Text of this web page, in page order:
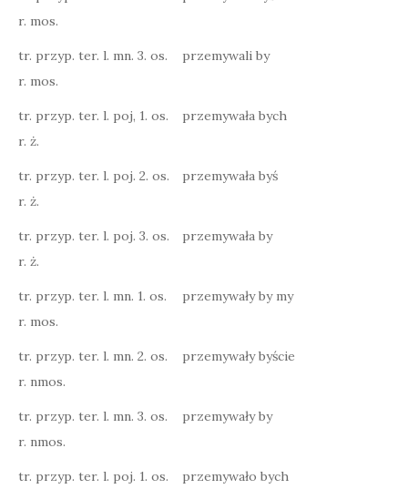
r. mos.
tr. przyp. ter. l. mn. 3. os.
r. mos.
przemywali by
tr. przyp. ter. l. poj, 1. os.
r. ż.
przemywała bych
tr. przyp. ter. l. poj. 2. os.
r. ż.
przemywała byś
tr. przyp. ter. l. poj. 3. os.
r. ż.
przemywała by
tr. przyp. ter. l. mn. 1. os.
r. mos.
przemywały by my
tr. przyp. ter. l. mn. 2. os.
r. nmos.
przemywały byście
tr. przyp. ter. l. mn. 3. os.
r. nmos.
przemywały by
tr. przyp. ter. l. poj. 1. os.
przemywało bych